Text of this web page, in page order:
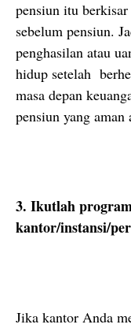
pensiun itu
sebelum pensiun.
penghasilan atau
hidup setelah
masa depan
pensiun yang aman
3. Ikutlah
kantor/instansi/
Jika kantor Anda